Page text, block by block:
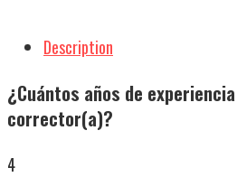
Description
¿Cuántos años de
corrector(a)?
4